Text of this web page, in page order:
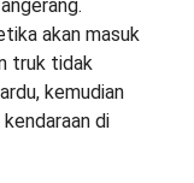
akan masuk
truk tidak
kemudian
di